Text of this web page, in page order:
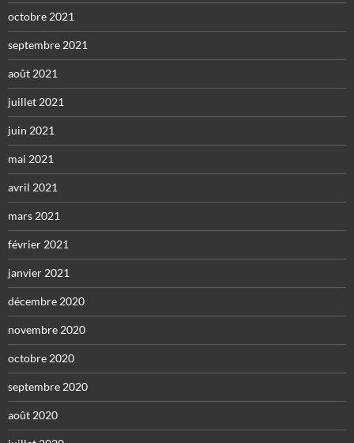
octobre 2021
septembre 2021
août 2021
juillet 2021
juin 2021
mai 2021
avril 2021
mars 2021
février 2021
janvier 2021
décembre 2020
novembre 2020
octobre 2020
septembre 2020
août 2020